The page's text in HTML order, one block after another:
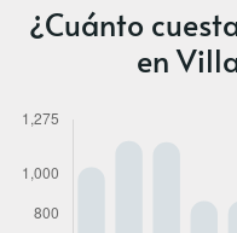
¿Cuánto
en